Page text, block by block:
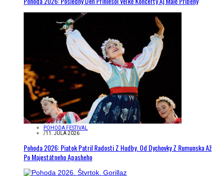
POHODA FESTIVAL
/11. JÚLA 2026
Pohoda 2026: Piatok Patril Radosti Z Hudby. Od Dychovky Z Rumunska Až
Po Majestátneho Apasheho